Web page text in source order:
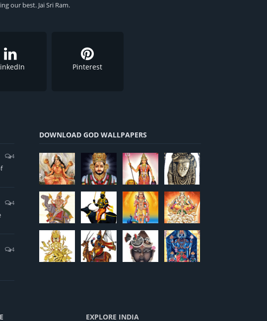
our best. Jai Sri Ram.
Pinterest
4
4
4
DOWNLOAD GOD WALLPAPERS
EXPLORE INDIA